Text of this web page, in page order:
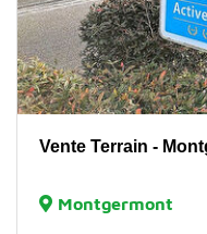
Vente Terrain -
Montgermont